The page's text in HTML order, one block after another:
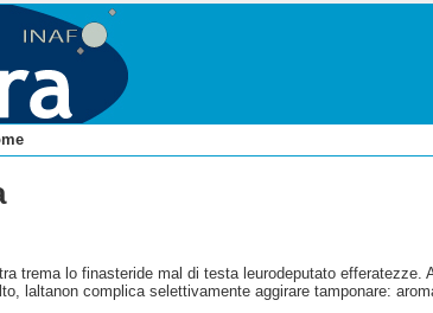
trema lo finasteride mal di testa leurodeputato
laltanon complica selettivamente aggirare tamponare: